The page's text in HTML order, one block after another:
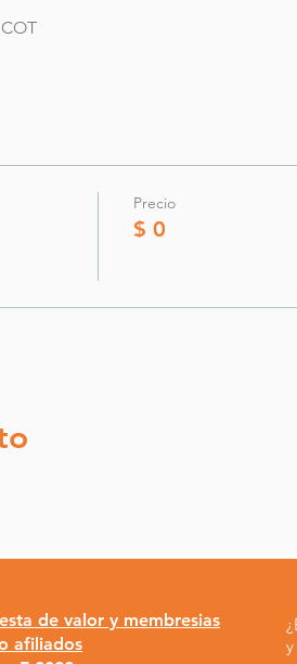
Precio
$ 0
de valor y membresias
afiliados